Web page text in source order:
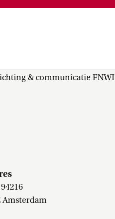
& communicatie FNWI
Amsterdam